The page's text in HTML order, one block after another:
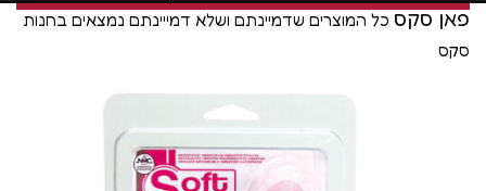
פאן סקס כל המוצרים שדמיינתם ושלא דמייינתם נמצאים בחנות
סקס